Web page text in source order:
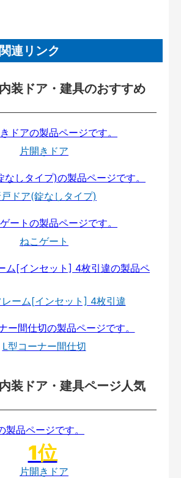
連リンク
装ドア・建具のおすすめ
片開きドア
ドア(錠なしタイプ)
ねこゲート
レーム[インセット] 4枚引違
L型コーナー間仕切
装ドア・建具ページ人気
片開きドア